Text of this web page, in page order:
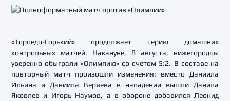
«Торпедо-Горький» продолжает серию домашних
контрольных матчей. Накануне, 8 августа, нижегородцы
уверенно обыграли «Олимпию» со счетом 5:2. В составе на
повторный матч произошли изменения: вместо Даниила
Ильина и Даниила Веряева в нападении вышли Данила
Яковлев и Игорь Наумов, а в обороне добавился Леонид